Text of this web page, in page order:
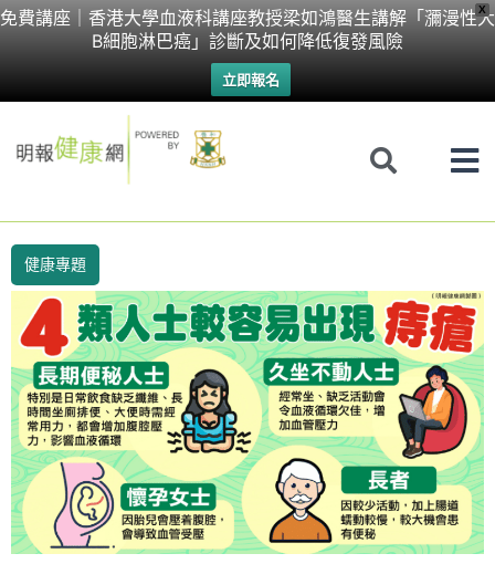
X
免費講座｜香港大學血液科講座教授梁如鴻醫生講解「瀰漫性大
B細胞淋巴癌」診斷及如何降低復發風險
立即報名
Skip
健康專題